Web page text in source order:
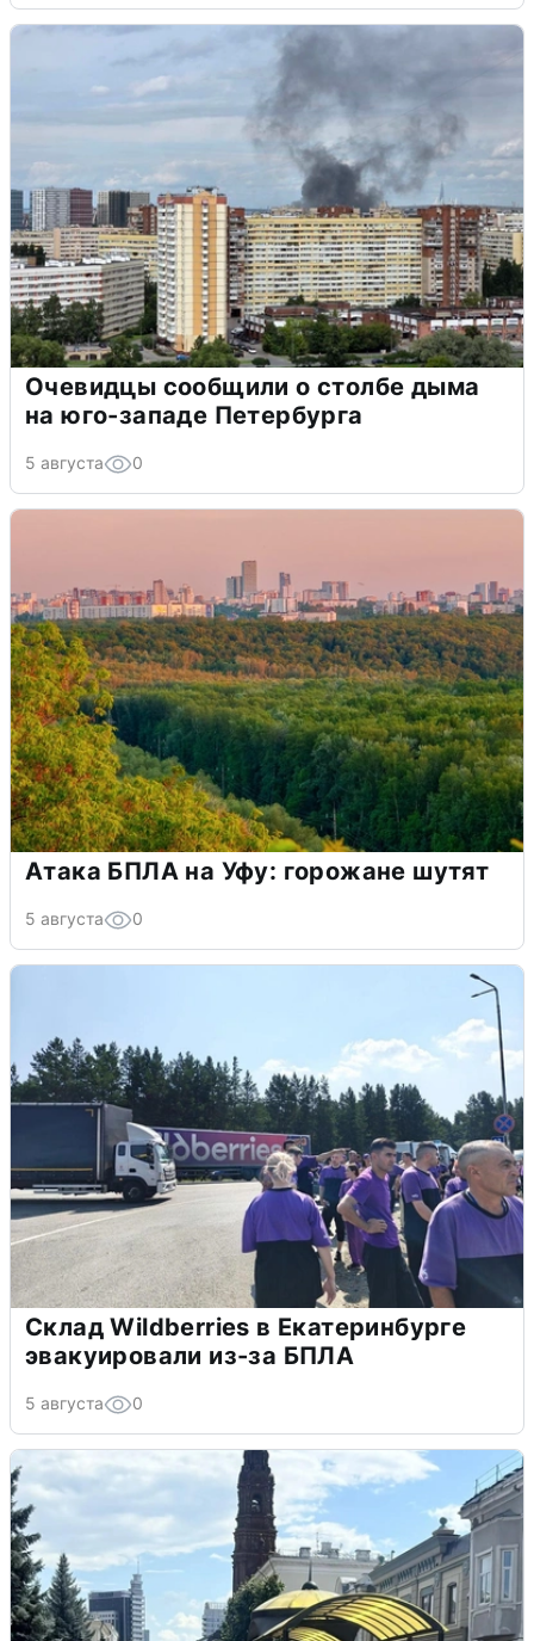
Очевидцы сообщили о столбе дыма
на юго-западе Петербурга
5 августа 0
Атака БПЛА на Уфу: горожане шутят
5 августа 0
Склад Wildberries в Екатеринбурге
эвакуировали из-за БПЛА
5 августа 0